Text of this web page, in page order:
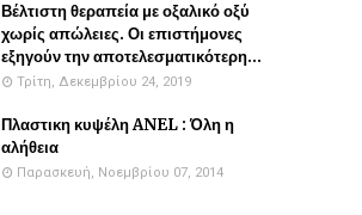
Βέλτιστη θεραπεία με οξαλικό οξύ
χωρίς απώλειες. Οι επιστήμονες
εξηγούν την αποτελεσματικότερη...
Τρίτη, Δεκεμβρίου 24, 2019
Πλαστικη κυψέλη ANEL : Όλη η
αλήθεια
Παρασκευή, Νοεμβρίου 07, 2014